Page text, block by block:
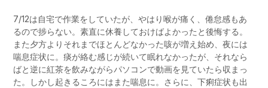
7/12は自宅で作業をしていたが、やはり喉が痛く、倦怠感もあ
るので捗らない。素直に休養しておけばよかったと後悔する。
また夕方よりそれまでほとんどなかった咳が増え始め、夜には
喘息症状に。痰が絡む感じが続いて眠れなかったが、それなら
ばと逆に紅茶を飲みながらパソコンで動画を見ていたら収まっ
た。しかし起きるころにはまた喘息に。さらに、下痢症状も出